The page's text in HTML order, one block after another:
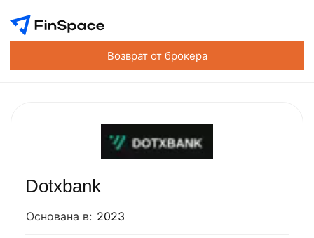
Возврат от брокера
Dotxbank
Основана в: 2023